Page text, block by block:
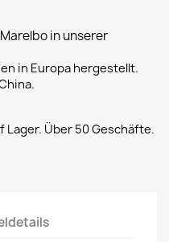
in unserer
in Europa hergestellt.
Lager. Über 50 Geschäfte.